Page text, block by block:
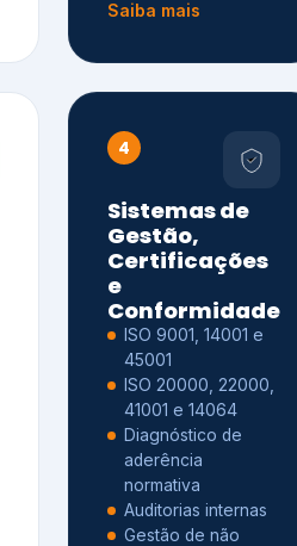
Saiba mais
4
Sistemas de
Gestão,
Certificações
e
Conformidade
ISO 9001, 14001 e
45001
ISO 20000, 22000,
41001 e 14064
Diagnóstico de
aderência
normativa
Auditorias internas
Gestão de não